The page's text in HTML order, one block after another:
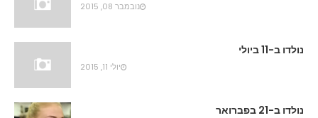
נובמבר 08, 2015
נולדו ב-11 ביולי
יולי 11, 2015
נולדו ב-21 בפברואר